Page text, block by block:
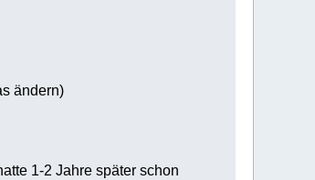
ändern)
1-2 Jahre später schon